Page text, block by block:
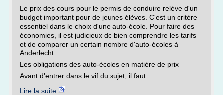
Le prix des cours pour le permis de conduire relève d'un
budget important pour de jeunes élèves. C'est un critère
essentiel dans le choix d'une auto-école. Pour faire des
économies, il est judicieux de bien comprendre les tarifs
et de comparer un certain nombre d'auto-écoles à
Anderlecht.
Les obligations des auto-écoles en matière de prix
Avant d'entrer dans le vif du sujet, il faut...
Lire la suite